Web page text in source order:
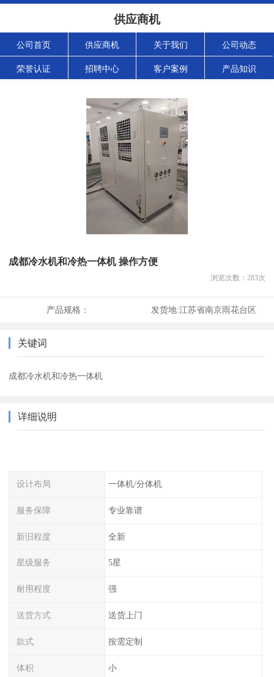
供应商机
公司首页 供应商机 关于我们 公司动态
荣誉认证 招聘中心 客户案例 产品知识
成都冷水机和冷热一体机 操作方便
浏览次数： 283次
产品规格： 发货地:江苏省南京雨花台区
关键词
成都冷水机和冷热一体机
详细说明
设计布局 一体机/分体机
服务保障 专业靠谱
新旧程度 全新
星级服务 5星
耐用程度 强
送货方式 送货上门
款式 按需定制
体积 小